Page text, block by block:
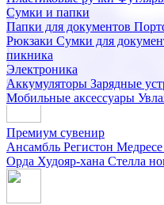
Сумки и папки
Папки для документов
Рюкзаки Сумки для
пикника
Электроника
Аккумуляторы Зарядные
Мобильные аксессуары
Подарочные наборы
Бизнес наборыКофейные
Наборы из кожиНаборы
Наборы с бутылками для
Наборы с кружками
флешкамиНовогодние
Премиум сувенир
Ансамбль Регистон
Орда Худояр-хана Стелла